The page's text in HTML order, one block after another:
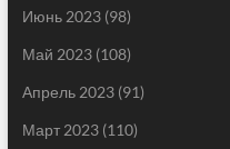
Июнь 2023(98)
Май 2023(108)
Апрель 2023(91)
Март 2023(110)